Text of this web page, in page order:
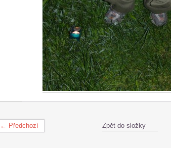
← Předchozí Zpět do složky